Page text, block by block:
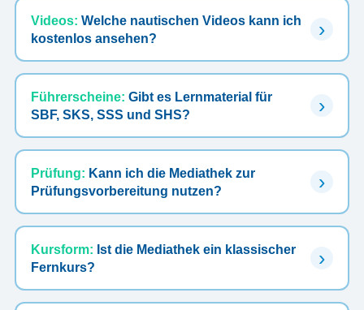
Videos: Welche nautischen Videos kann ich
kostenlos ansehen?
Führerscheine: Gibt es Lernmaterial für
SBF, SKS, SSS und SHS?
Prüfung: Kann ich die Mediathek zur
Prüfungsvorbereitung nutzen?
Kursform: Ist die Mediathek ein klassischer
Fernkurs?